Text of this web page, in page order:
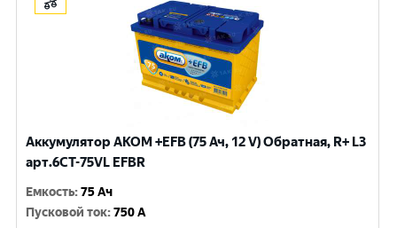
Аккумулятор AKOM +EFB (75 Ач, 12 V) Обратная, R+ L3
арт.6СТ-75VL EFBR
Емкость:75 Ач
Пусковой ток:750 A